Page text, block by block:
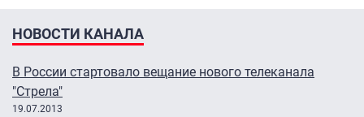
НОВОСТИ КАНАЛА
В России стартовало вещание нового телеканала
"Стрела"
19.07.2013